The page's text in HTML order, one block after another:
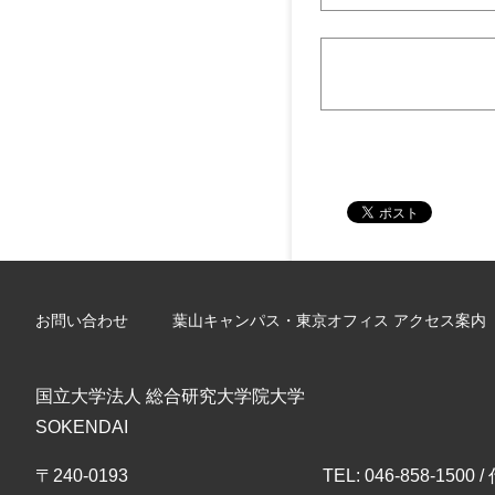
お問い合わせ 葉山キャンパス・東京オフィス アクセス案内
国立大学法人 総合研究大学院大学
SOKENDAI
〒240-0193 TEL: 046-858-1500 /